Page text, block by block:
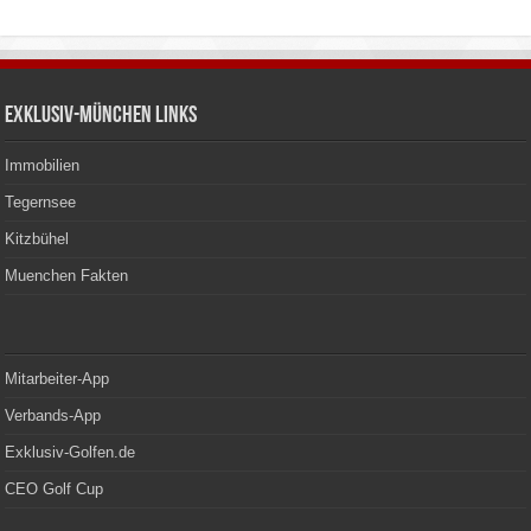
Exklusiv-München Links
Immobilien
Tegernsee
Kitzbühel
Muenchen Fakten
Mitarbeiter-App
Verbands-App
Exklusiv-Golfen.de
CEO Golf Cup